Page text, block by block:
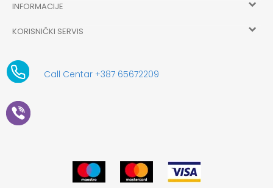
HILANDARSKA 32, ISTOČNO NOVO SARAJEVO, ISTOČNO
aksaonlinebih@aksabih.ba
5514802214205743
61-01-0052-11
11079253
INFORMACIJE
Zaposlenje
Saradnja
KORISNIČKI SERVIS
Uslovi korišćenja i prodaje
Kako kupiti
Plaćanje karticama
Call Centar +387 65672209